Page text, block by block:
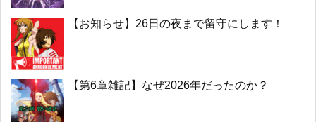
【お知らせ】26日の夜まで留守にします！
【第6章雑記】なぜ2026年だったのか？